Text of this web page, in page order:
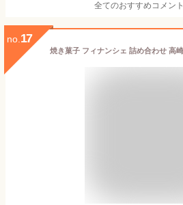
全てのおすすめコメント
no. 17